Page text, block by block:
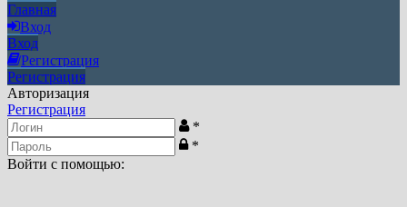
Главная
Вход
Вход
Регистрация
Регистрация
Авторизация
Регистрация
*
*
Войти с помощью: